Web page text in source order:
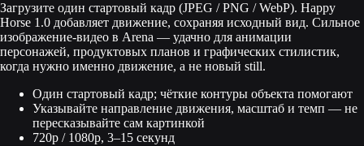
Загрузите один стартовый кадр (JPEG / PNG / WebP). Happy
Horse 1.0 добавляет движение, сохраняя исходный вид. Сильное
изображение-видео в Arena — удачно для анимации
персонажей, продуктовых планов и графических стилистик,
когда нужно именно движение, а не новый still.
Один стартовый кадр; чёткие контуры объекта помогают
Указывайте направление движения, масштаб и темп — не
пересказывайте сам картинкой
720p / 1080p, 3–15 секунд